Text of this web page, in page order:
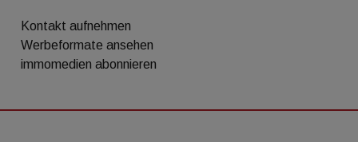
Kontakt aufnehmen
Werbeformate ansehen
immomedien abonnieren